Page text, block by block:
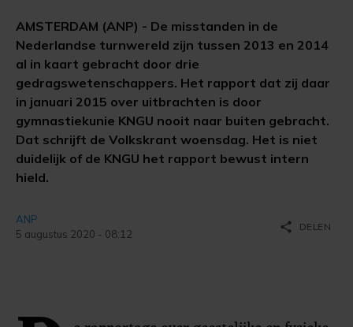
AMSTERDAM (ANP) - De misstanden in de
Nederlandse turnwereld zijn tussen 2013 en 2014
al in kaart gebracht door drie
gedragswetenschappers. Het rapport dat zij daar
in januari 2015 over uitbrachten is door
gymnastiekunie KNGU nooit naar buiten gebracht.
Dat schrijft de Volkskrant woensdag. Het is niet
duidelijk of de KNGU het rapport bewust intern
hield.
ANP
5 augustus 2020 - 08:12
share DELEN